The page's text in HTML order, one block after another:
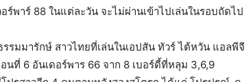
พาร์ 88 ในแต่ละวัน จะไม่ผ่านเข้าไปเล่นในรอบถัดไป
รมมารักษ์ สาวไทยที่เล่นในเอปสัน ทัวร์ ไต้หวัน แอลพีจี
ที่ 6 อันเดอร์พาร 66 จาก 8 เบอร์ดี้ที่หลุม 3,6,9